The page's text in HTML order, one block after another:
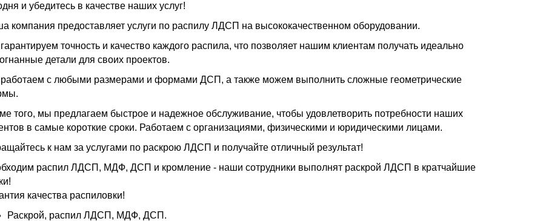
и убедитесь в качестве наших услуг!
компания предоставляет услуги по распилу ЛДСП на высококачественном оборудовании.
точность и качество каждого распила, что позволяет нашим клиентам получать идеально
детали для своих проектов.
с любыми размерами и формами ДСП, а также можем выполнить сложные геометрические
того, мы предлагаем быстрое и надежное обслуживание, чтобы удовлетворить потребности наших
в самые короткие сроки. Работаем с организациями, физическими и юридическими лицами.
к нам за услугами по раскрою ЛДСП и получайте отличный результат!
распил ЛДСП, МДФ, ДСП и кромление - наши сотрудники выполнят раскрой ЛДСП в кратчайшие
качества распиловки!
Раскрой, распил ЛДСП, МДФ, ДСП.